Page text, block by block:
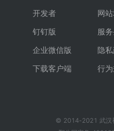
开发者
钉钉版
企业微信版
下载客户端
网
服
隐
行
© 2014-2021 武汉